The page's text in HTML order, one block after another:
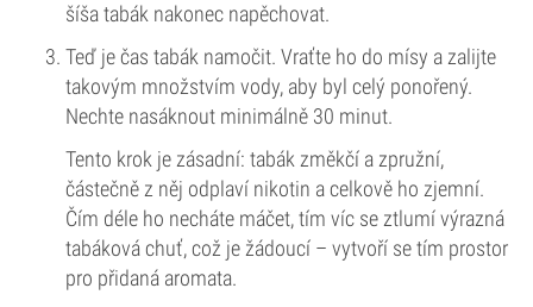
šíša tabák nakonec napěchovat.
Teď je čas tabák namočit. Vraťte ho do mísy a zalijte
takovým množstvím vody, aby byl celý ponořený.
Nechte nasáknout minimálně 30 minut.
Tento krok je zásadní: tabák změkčí a zpružní,
částečně z něj odplaví nikotin a celkově ho zjemní.
Čím déle ho necháte máčet, tím víc se ztlumí výrazná
tabáková chuť, což je žádoucí – vytvoří se tím prostor
pro přidaná aromata.